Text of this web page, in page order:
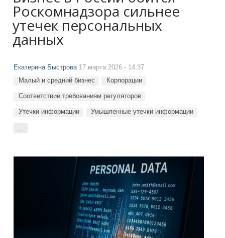
Роскомнадзора сильнее
утечек персональных
данных
Екатерина Быстрова17 марта 2026 - 14:37
Малый и средний бизнес Корпорации
Соответствие требованиям регуляторов
Утечки информации Умышленные утечки информации
...